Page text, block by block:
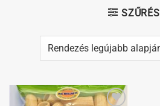
SZŰRÉS